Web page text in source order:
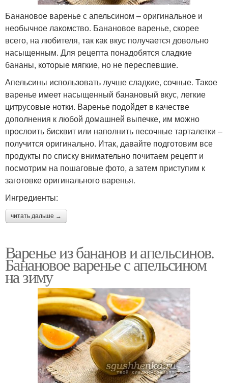
Банановое варенье с апельсином – оригинальное и
необычное лакомство. Банановое варенье, скорее
всего, на любителя, так как вкус получается довольно
насыщенным. Для рецепта понадобятся сладкие
бананы, которые мягкие, но не переспевшие.
Апельсины использовать лучше сладкие, сочные. Такое
варенье имеет насыщенный банановый вкус, легкие
цитрусовые нотки. Варенье подойдет в качестве
дополнения к любой домашней выпечке, им можно
прослоить бисквит или наполнить песочные тарталетки –
получится оригинально. Итак, давайте подготовим все
продукты по списку внимательно почитаем рецепт и
посмотрим на пошаговые фото, а затем приступим к
заготовке оригинального варенья.
Ингредиенты:
читать дальше →
Варенье из бананов и апельсинов.
Банановое варенье с апельсином
на зиму